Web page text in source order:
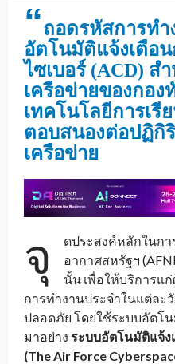
“ถอดรหัสการทำ
อัตโนมัติแจ้งเตือ
ไซเบอร์ (ACD) ส
เครือข่ายของกอ
เทคโนโลยีการเรี
ตอบสนองต่อปฏิกิ
เครือข่าย
จุ
ดประสงค์หลักในก
อากาศสหรัฐฯ
นั้น เพื่อให้บริการแ
การทำงานประจำในแต่ละ
ปลอดภัย โดยใช้ระบบอัตโ
มาอย่าง ระบบอัตโนมัติแจ้ง
(The Air Force